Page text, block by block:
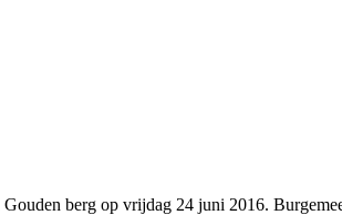
berg op vrijdag 24 juni 2016.